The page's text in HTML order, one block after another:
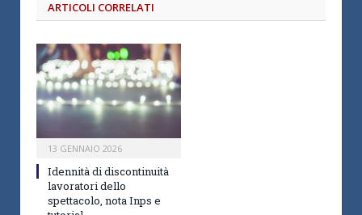
ARTICOLI CORRELATI
13 GENNAIO 2026
Idennità di discontinuità
lavoratori dello
spettacolo, nota Inps e